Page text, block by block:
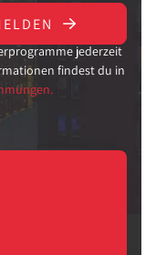
jederzeit
findest du in